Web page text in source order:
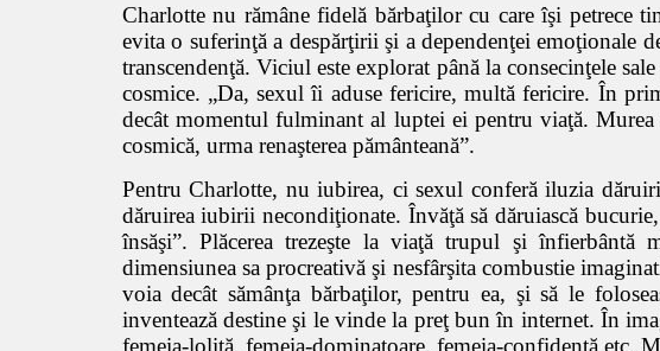
Charlotte nu rămâne fidelă bărbaţilor cu care îşi petrece
evita o suferinţă a despărţirii şi a dependenţei emoţionale
transcendenţă. Viciul este explorat până la consecinţele
cosmice. „Da, sexul îi aduse fericire, multă fericire. În
decât momentul fulminant al luptei ei pentru viaţă.
cosmică, urma renaşterea pământeană”.
Pentru Charlotte, nu iubirea, ci sexul conferă iluzia
dăruirea iubirii necondiţionate. Învăţă să dăruiască
însăşi”. Plăcerea trezeşte la viaţă trupul şi înfierbântă
dimensiunea sa procreativă şi nesfârşita combustie
voia decât sămânţa bărbaţilor, pentru ea, şi să le
inventează destine şi le vinde la preţ bun în internet. În
femeia-lolită, femeia-dominatoare, femeia-confidentă etc.